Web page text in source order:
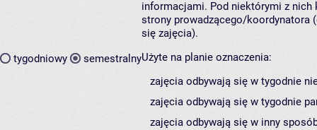
tygodniowy semestralny
informacjami. Pod niektórymi z nich
strony prowadzącego/koordynatora
się zajęcia).
Użyte na planie oznaczenia:
zajęcia odbywają się w tygodnie
zajęcia odbywają się w tygodnie
zajęcia odbywają się w inny